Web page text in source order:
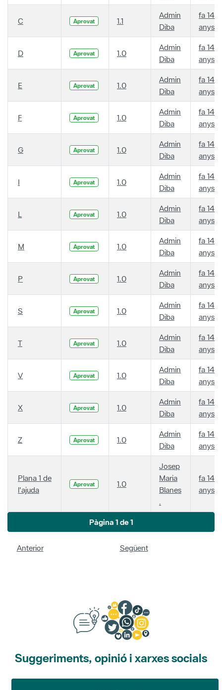
C Aprovat 1.1
Admin
Diba
fa 14
anys
D Aprovat 1.0
Admin
Diba
fa 14
anys
E Aprovat 1.0
Admin
Diba
fa 14
anys
F Aprovat 1.0
Admin
Diba
fa 14
anys
G Aprovat 1.0
Admin
Diba
fa 14
anys
I Aprovat 1.0
Admin
Diba
fa 14
anys
L Aprovat 1.0
Admin
Diba
fa 14
anys
M Aprovat 1.0
Admin
Diba
fa 14
anys
P Aprovat 1.0
Admin
Diba
fa 14
anys
S Aprovat 1.0
Admin
Diba
fa 14
anys
T Aprovat 1.0
Admin
Diba
fa 14
anys
V Aprovat 1.0
Admin
Diba
fa 14
anys
X Aprovat 1.0
Admin
Diba
fa 14
anys
Z Aprovat 1.0
Admin
Diba
fa 14
anys
Plana 1 de
l'ajuda
Aprovat 1.0
Josep
Maria
Blanes
.
fa 14
anys
Pàgina 1 de 1
Anterior Següent
Suggeriments, opinió i xarxes socials